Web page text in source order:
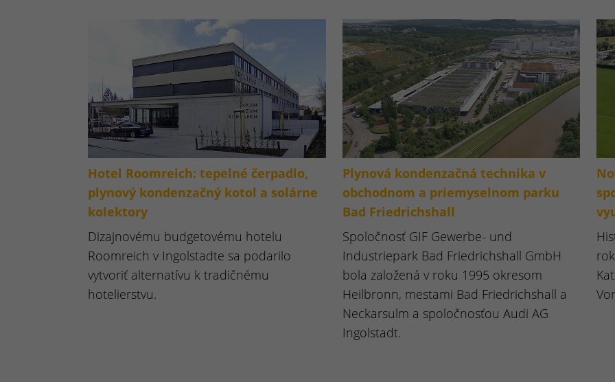
Hotel Roomreich: tepelné čerpadlo,
plynový kondenzačný kotol a solárne
kolektory
Dizajnovému budgetovému hotelu
Roomreich v Ingolstadte sa podarilo
vytvoriť alternatívu k tradičnému
hotelierstvu.
Plynová kondenzačná technika v
obchodnom a priemyselnom parku
Bad Friedrichshall
Spoločnosť GIF Gewerbe- und
Industriepark Bad Friedrichshall GmbH
bola založená v roku 1995 okresom
Heilbronn, mestami Bad Friedrichshall a
Neckarsulm a spoločnosťou Audi AG
Ingolstadt.